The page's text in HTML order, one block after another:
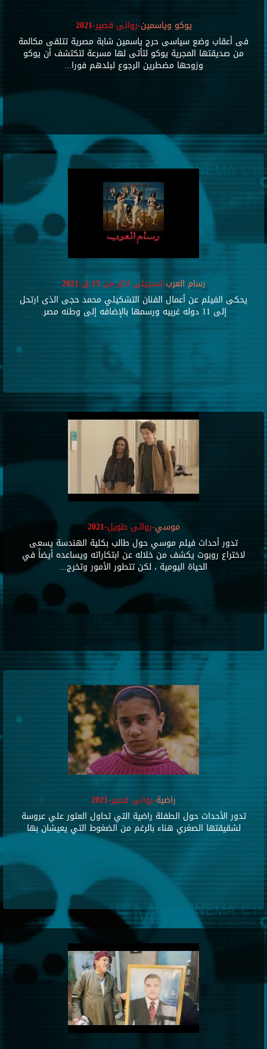
يوكو وياسمين-روائى قصير-2021
فى أعقاب وضع سياسى حرج ياسمين شابة مصرية تتلقى مكالمة
من صديقتها المجرية يوكو لتأتى لها مسرعة لتكتشف أن يوكو
وزوحها مضطرين الرجوع لبلدهم فورا...
رسام العرب-تسجيلى اكثر من 15 ق-2021
يحكى الفيلم عن أعمال الفنان التشكيلي محمد حجى الذى ارتحل
إلى 11 دوله غربيه ورسمها بالإضافه إلى وطنه مصر.
موسي-روائى طويل-2021
تدور أحداث فيلم موسي حول طالب بكلية الهندسة يسعى
لاختراع روبوت يكشف من خلاله عن ابتكاراته ويساعده أيضاً في
الحياة اليومية ، لكن تتطور الأمور وتخرج...
راضية-روائى قصير-2021
تدور الأحداث حول الطفلة راضية التي تحاول العثور علي عروسة
لشقيقتها الصغري هناء بالرغم من الضغوط التي يعيشان بها